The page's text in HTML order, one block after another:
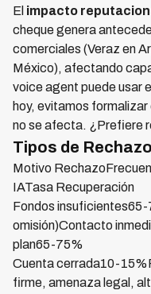
El impacto
cheque genera
comerciales (Veraz en
México), afectando
voice agent puede usar
hoy, evitamos
no se afecta. ¿Prefiere
Tipos de
Motivo
IATasa Recuperación
Fondos insuficientes65-
omisión)Contacto
plan65-75%
Cuenta cerrada10-
firme, amenaza legal,